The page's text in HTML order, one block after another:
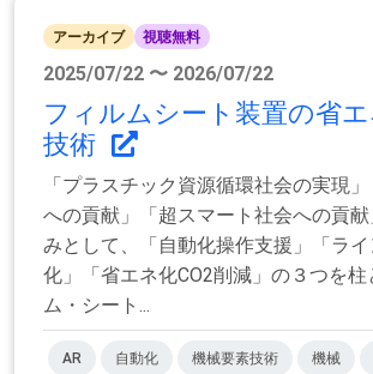
アーカイブ 視聴無料
2025/07/22 〜 2026/07/22
フィルムシート装置の省
技術
「プラスチック資源循環社会の実現
への貢献」「超スマート社会への貢
みとして、「自動化操作支援」「ラ
化」「省エネ化CO2削減」の３つを
ム・シート...
AR 自動化 機械要素技術 機械